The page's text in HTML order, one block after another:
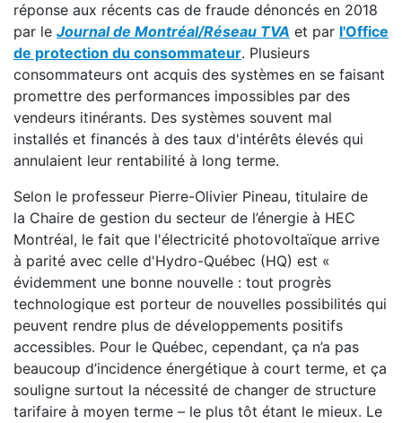
réponse aux récents cas de fraude dénoncés en 2018
par le Journal de Montréal/Réseau TVA et par l'Office
de protection du consommateur. Plusieurs
consommateurs ont acquis des systèmes en se faisant
promettre des performances impossibles par des
vendeurs itinérants. Des systèmes souvent mal
installés et financés à des taux d'intérêts élevés qui
annulaient leur rentabilité à long terme.
Selon le professeur Pierre-Olivier Pineau, titulaire de
la Chaire de gestion du secteur de l’énergie à HEC
Montréal, le fait que l'électricité photovoltaïque arrive
à parité avec celle d'Hydro-Québec (HQ) est «
évidemment une bonne nouvelle : tout progrès
technologique est porteur de nouvelles possibilités qui
peuvent rendre plus de développements positifs
accessibles. Pour le Québec, cependant, ça n’a pas
beaucoup d’incidence énergétique à court terme, et ça
souligne surtout la nécessité de changer de structure
tarifaire à moyen terme – le plus tôt étant le mieux. Le